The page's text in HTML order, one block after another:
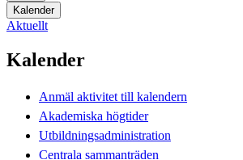
Kalender
Aktuellt
Kalender
Anmäl aktivitet till kalendern
Akademiska högtider
Utbildningsadministration
Centrala sammanträden